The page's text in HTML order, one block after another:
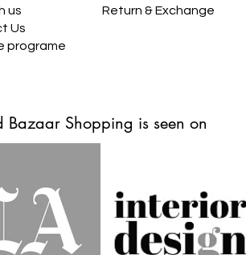
us
Us
programe
Return & Exchange
Bazaar Shopping is seen on